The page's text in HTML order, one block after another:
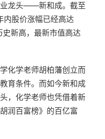
龙头——新和成。截至
内股价涨幅已经高达
新高，最新市值高达
化学老师胡柏藩创立而
育条件。而如今新和成
，化学老师也凭借着新
润百富榜》的百亿富